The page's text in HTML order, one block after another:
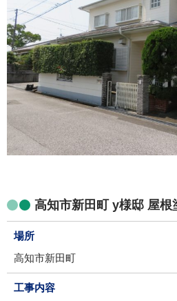
高知市新田町 y様邸 屋根
場所
高知市新田町
工事内容